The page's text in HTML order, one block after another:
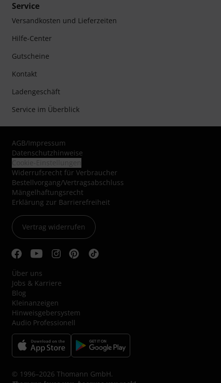
Service
Versandkosten und Lieferzeiten
Hilfe-Center
Gutscheine
Kontakt
Ladengeschäft
Service im Überblick
AGB/Impressum
Datenschutzhinweise
Widerrufsrecht für Verbraucher
Bestellvorgang/Vertragsabschluss
Mängelhaftungsrecht
Erklärung zur Barrierefreiheit
Vertrag widerrufen
Über uns
Jobs & Karriere
Blog
Kleinanzeigen
Hinweisgebersystem
Audio Professionell
© 1996–2026 Thomann GmbH.